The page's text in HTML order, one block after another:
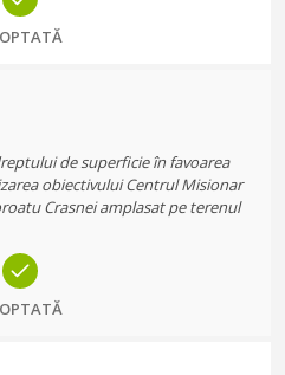
de superficie în favoarea
obiectivului Centrul Misionar
Crasnei amplasat pe terenul